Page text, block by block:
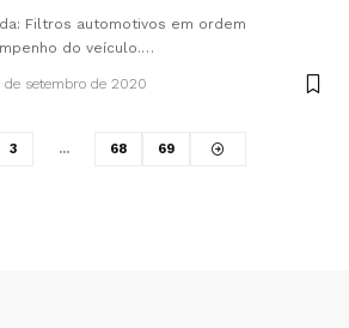
Filtros automotivos em ordem
do veículo.…
de setembro de 2020
3 … 68 69